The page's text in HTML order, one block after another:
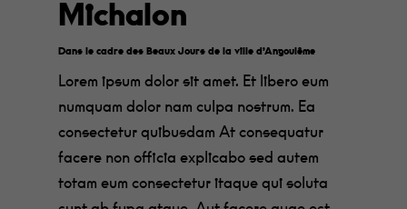
Michalon
Dans le cadre des Beaux Jours de la ville d’Angoulême
Lorem ipsum dolor sit amet. Et libero eum
numquam dolor nam culpa nostrum. Ea
consectetur quibusdam At consequatur
facere non officia explicabo sed autem
totam eum consectetur itaque qui soluta